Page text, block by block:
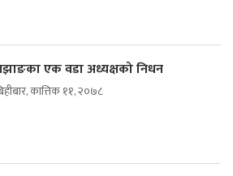
एक वडा अध्यक्षको निधन
कात्तिक ११, २०७८